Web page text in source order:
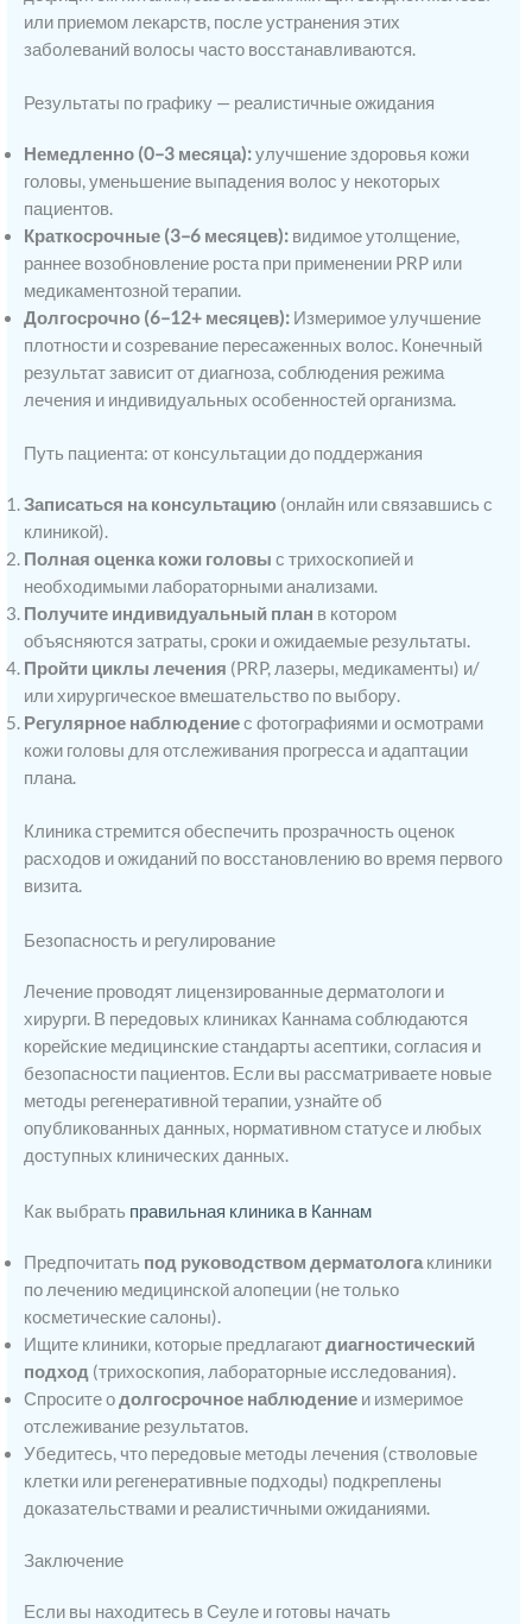
или приемом лекарств, после устранения этих
заболеваний волосы часто восстанавливаются.
Результаты по графику — реалистичные ожидания
Немедленно (0–3 месяца):улучшение здоровья кожи
головы, уменьшение выпадения волос у некоторых
пациентов.
Краткосрочные (3–6 месяцев): видимое утолщение,
раннее возобновление роста при применении PRP или
медикаментозной терапии.
Долгосрочно (6–12+ месяцев): Измеримое улучшение
плотности и созревание пересаженных волос. Конечный
результат зависит от диагноза, соблюдения режима
лечения и индивидуальных особенностей организма.
Путь пациента: от консультации до поддержания
Записаться на консультацию (онлайн или связавшись с
клиникой).
Полная оценка кожи головы с трихоскопией и
необходимыми лабораторными анализами.
Получите индивидуальный план в котором
объясняются затраты, сроки и ожидаемые результаты.
Пройти циклы лечения (PRP, лазеры, медикаменты) и/
или хирургическое вмешательство по выбору.
Регулярное наблюдениес фотографиями и осмотрами
кожи головы для отслеживания прогресса и адаптации
плана.
Клиника стремится обеспечить прозрачность оценок
расходов и ожиданий по восстановлению во время первого
визита.
Безопасность и регулирование
Лечение проводят лицензированные дерматологи и
хирурги. В передовых клиниках Каннама соблюдаются
корейские медицинские стандарты асептики, согласия и
безопасности пациентов. Если вы рассматриваете новые
методы регенеративной терапии, узнайте об
опубликованных данных, нормативном статусе и любых
доступных клинических данных.
Как выбрать правильная клиника в Каннам
Предпочитать под руководством дерматолога клиники
по лечению медицинской алопеции (не только
косметические салоны).
Ищите клиники, которые предлагаютдиагностический
подход (трихоскопия, лабораторные исследования).
Спросите одолгосрочное наблюдение и измеримое
отслеживание результатов.
Убедитесь, что передовые методы лечения (стволовые
клетки или регенеративные подходы) подкреплены
доказательствами и реалистичными ожиданиями.
Заключение
Если вы находитесь в Сеуле и готовы начать